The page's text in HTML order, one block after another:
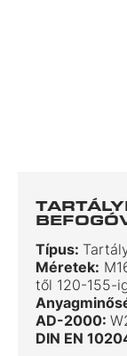
Típus:
Méretek:
től 120-155-
AD-2000:
DIN EN